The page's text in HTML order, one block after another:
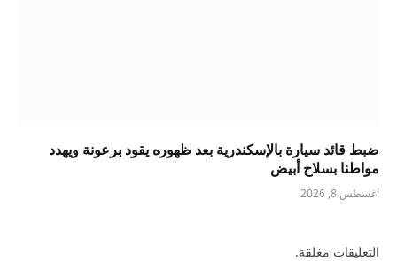
ضبط قائد سيارة بالإسكندرية بعد ظهوره يقود برعونة ويهدد
مواطنا بسلاح أبيض
أغسطس 8, 2026
التعليقات مغلقة.